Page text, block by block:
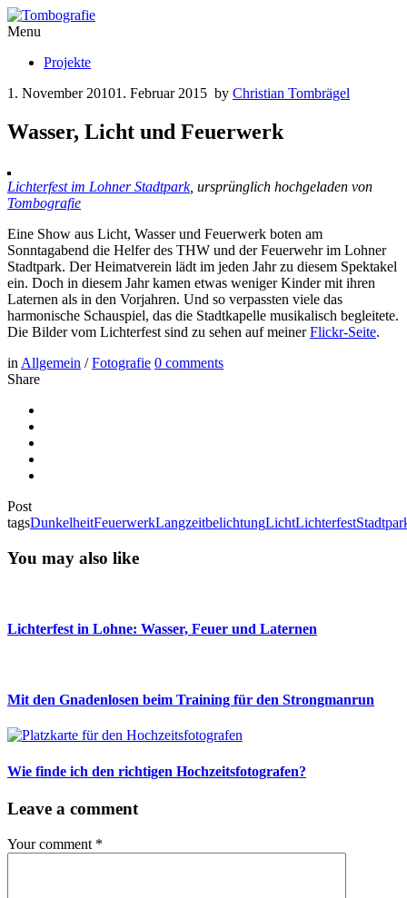
Menu
Projekte
1. November 20101. Februar 2015 by Christian Tombrägel
Wasser, Licht und Feuerwerk
Lichterfest im Lohner Stadtpark, ursprünglich hochgeladen von
Tombografie
Eine Show aus Licht, Wasser und Feuerwerk boten am
Sonntagabend die Helfer des THW und der Feuerwehr im Lohner
Stadtpark. Der Heimatverein lädt im jeden Jahr zu diesem Spektakel
ein. Doch in diesem Jahr kamen etwas weniger Kinder mit ihren
Laternen als in den Vorjahren. Und so verpassten viele das
harmonische Schauspiel, das die Stadtkapelle musikalisch begleitete.
Die Bilder vom Lichterfest sind zu sehen auf meinerFlickr-Seite.
in Allgemein /Fotografie 0 comments
Share
Post
tagsDunkelheitFeuerwerkLangzeitbelichtungLichtLichterfest
You may also like
Lichterfest in Lohne: Wasser, Feuer und Laternen
Mit den Gnadenlosen beim Training für den Strongmanrun
Wie finde ich den richtigen Hochzeitsfotografen?
Leave a comment
Your comment *